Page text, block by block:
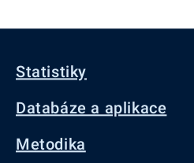
Statistiky
Databáze a aplikace
Metodika